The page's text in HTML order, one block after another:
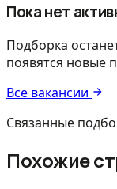
Пока нет
Подборка
появятся новые
Все вакансии
Связанные
Похожие